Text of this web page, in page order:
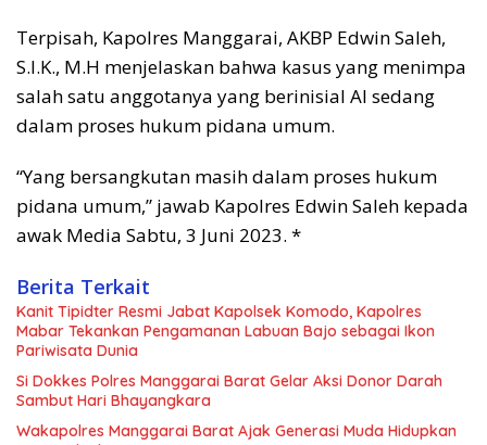
Terpisah, Kapolres Manggarai, AKBP Edwin Saleh,
S.I.K., M.H menjelaskan bahwa kasus yang menimpa
salah satu anggotanya yang berinisial AI sedang
dalam proses hukum pidana umum.
“Yang bersangkutan masih dalam proses hukum
pidana umum,” jawab Kapolres Edwin Saleh kepada
awak Media Sabtu, 3 Juni 2023. *
Berita Terkait
Kanit Tipidter Resmi Jabat Kapolsek Komodo, Kapolres
Mabar Tekankan Pengamanan Labuan Bajo sebagai Ikon
Pariwisata Dunia
Si Dokkes Polres Manggarai Barat Gelar Aksi Donor Darah
Sambut Hari Bhayangkara
Wakapolres Manggarai Barat Ajak Generasi Muda Hidupkan